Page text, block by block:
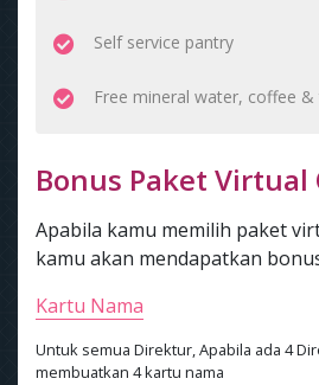
Self service pantry
Free mineral water, coffee &
Bonus Paket Virtual
Apabila kamu memilih paket
kamu akan mendapatkan
Kartu Nama
Untuk semua Direktur, Apabila ada 4
membuatkan 4 kartu nama